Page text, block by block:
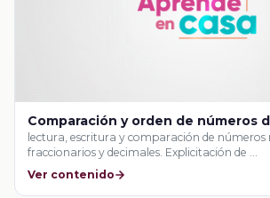
Comparación y orden de números
lectura, escritura y comparación de números
fraccionarios y decimales. Explicitación de …
Ver contenido